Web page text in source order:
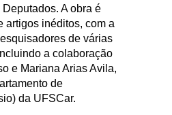
A obra é
artigos inéditos, com a
de várias
a colaboração
e Mariana Arias Avila,
de
da UFSCar.